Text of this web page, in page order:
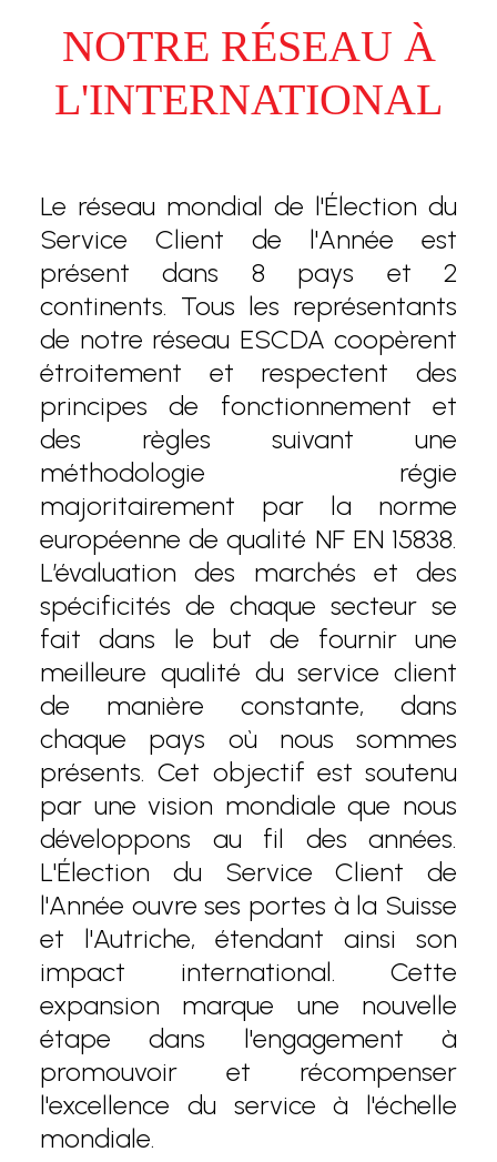
NOTRE RÉSEAU À
L'INTERNATIONAL
Le réseau mondial de l'Élection du
Service Client de l'Année est
présent dans 8 pays et 2
continents. Tous les représentants
de notre réseau ESCDA coopèrent
étroitement et respectent des
principes de fonctionnement et
des règles suivant une
méthodologie régie
majoritairement par la norme
européenne de qualité NF EN 15838.
L’évaluation des marchés et des
spécificités de chaque secteur se
fait dans le but de fournir une
meilleure qualité du service client
de manière constante, dans
chaque pays où nous sommes
présents. Cet objectif est soutenu
par une vision mondiale que nous
développons au fil des années.
L'Élection du Service Client de
l'Année ouvre ses portes à la Suisse
et l'Autriche, étendant ainsi son
impact international. Cette
expansion marque une nouvelle
étape dans l'engagement à
promouvoir et récompenser
l'excellence du service à l'échelle
mondiale.